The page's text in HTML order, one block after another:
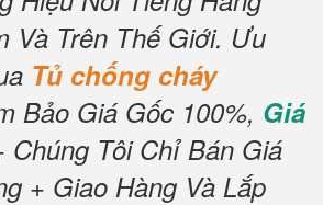
Và Trên Thế Giới. Ưu
Tủ chống cháy
Bảo Giá Gốc 100%, Giá
Tôi Chỉ Bán Giá
+ Giao Hàng Và Lắp